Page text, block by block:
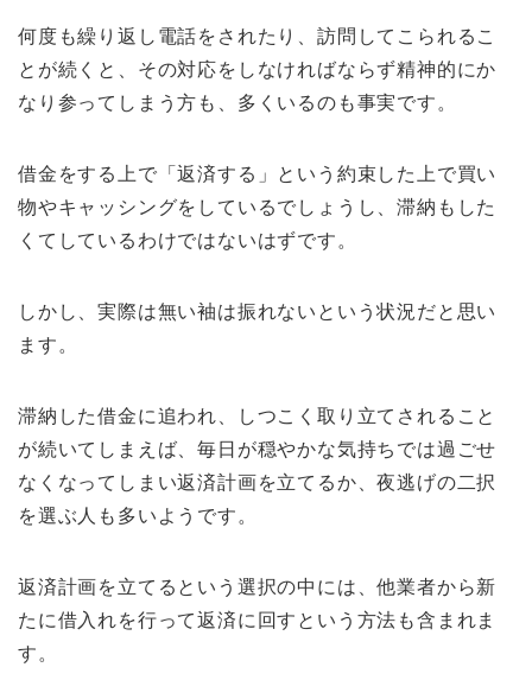
何度も繰り返し電話をされたり、訪問してこられるこ
とが続くと、その対応をしなければならず精神的にか
なり参ってしまう方も、多くいるのも事実です。
借金をする上で「返済する」という約束した上で買い
物やキャッシングをしているでしょうし、滞納もした
くてしているわけではないはずです。
しかし、実際は無い袖は振れないという状況だと思い
ます。
滞納した借金に追われ、しつこく取り立てされること
が続いてしまえば、毎日が穏やかな気持ちでは過ごせ
なくなってしまい返済計画を立てるか、夜逃げの二択
を選ぶ人も多いようです。
返済計画を立てるという選択の中には、他業者から新
たに借入れを行って返済に回すという方法も含まれま
す。